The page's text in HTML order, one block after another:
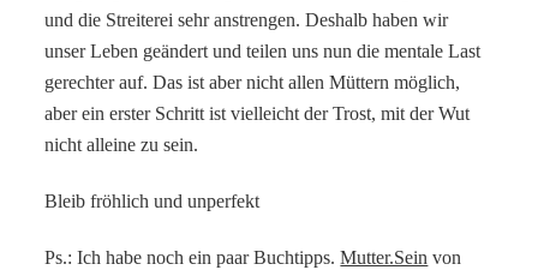
und die Streiterei sehr anstrengen. Deshalb haben wir
unser Leben geändert und teilen uns nun die mentale Last
gerechter auf. Das ist aber nicht allen Müttern möglich,
aber ein erster Schritt ist vielleicht der Trost, mit der Wut
nicht alleine zu sein.
Bleib fröhlich und unperfekt
Ps.: Ich habe noch ein paar Buchtipps.Mutter.Sein von